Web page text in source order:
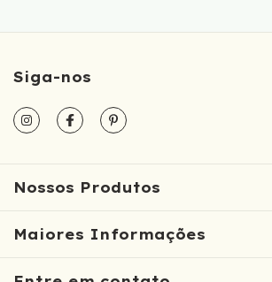
Siga-nos
Nossos Produtos
Maiores Informações